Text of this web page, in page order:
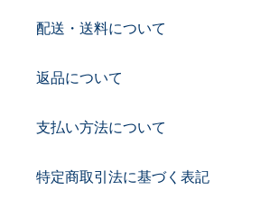
配送・送料について
返品について
支払い方法について
特定商取引法に基づく表記